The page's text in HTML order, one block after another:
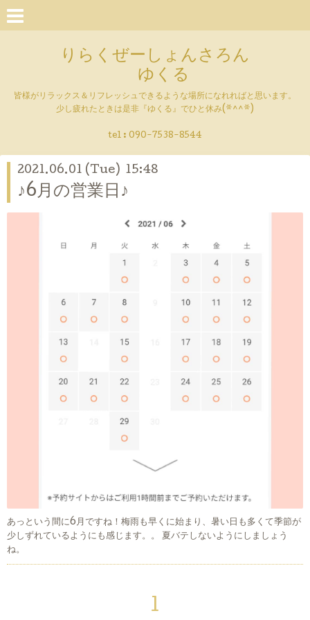
りらくぜーしょんさろん
ゆくる
皆様がリラックス＆リフレッシュできるような場所になれればと思います。
少し疲れたときは是非『ゆくる』でひと休み(*^^*)
tel : 090-7538-8544
2021.06.01 (Tue) 15:48
♪6月の営業日♪
あっという間に6月ですね！梅雨も早くに始まり、暑い日も多くて季節が
少しずれているようにも感じます。。 夏バテしないようにしましょう
ね。
1